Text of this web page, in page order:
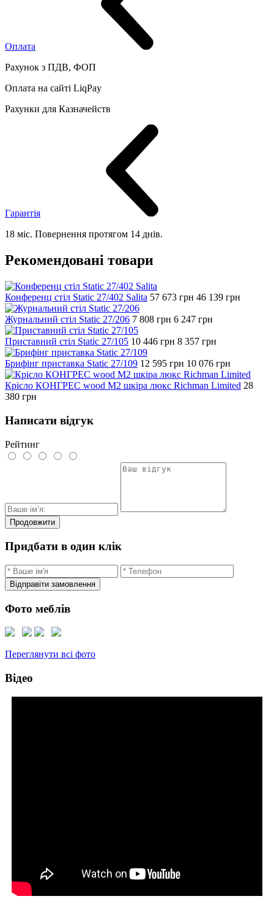
Оплата
Рахунок з ПДВ, ФОП
Оплата на сайті LiqPay
Рахунки для Казначейств
Гарантія
18 міс. Повернення протягом 14 днів.
Рекомендовані товари
Конференц стіл Static 27/402 Salita 57 673 грн 46 139 грн
Журнальний стіл Static 27/206 7 808 грн 6 247 грн
Приставний стіл Static 27/105 10 446 грн 8 357 грн
Брифінг приставка Static 27/109 12 595 грн 10 076 грн
Крісло КОНГРЕС wood М2 шкіра люкс Richman Limited 28
380 грн
Написати відгук
Рейтинг
Продовжити
Придбати в один клік
Відправіти замовлення
Фото меблів
Переглянути всі фото
Відео